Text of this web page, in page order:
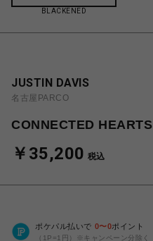
BLACKENED
JUSTIN DAVIS
名古屋PARCO
CONNECTED
￥35,200 税込
ポケパル払いで 0〜0ポイント
（1P=1円）※キャンペーン分除く